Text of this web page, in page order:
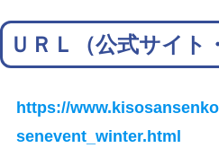
ＵＲＬ（公式サイト
https://
senevent_winter.html